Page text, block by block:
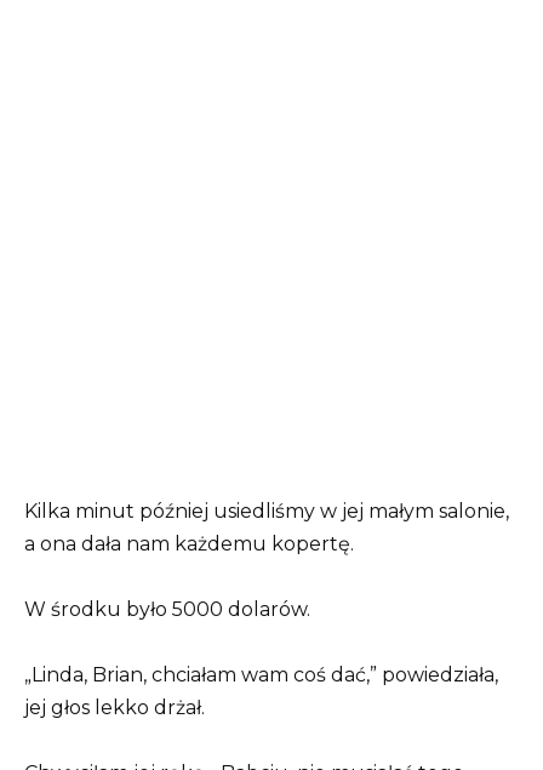
Kilka minut później usiedliśmy w jej małym salonie,
a ona dała nam każdemu kopertę.
W środku było 5000 dolarów.
„Linda, Brian, chciałam wam coś dać,” powiedziała,
jej głos lekko drżał.